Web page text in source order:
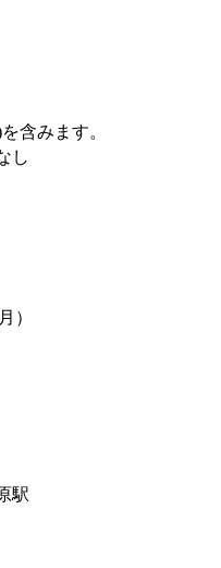
含みます。
し
）
駅